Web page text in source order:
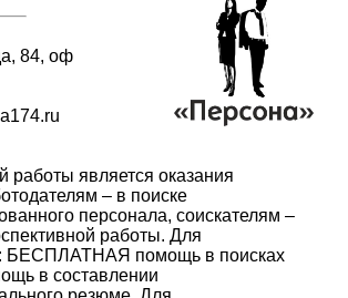
84, оф
работы является оказания
– в поиске
персонала, соискателям –
работы. Для
БЕСПЛАТНАЯ помощь в поисках
в составлении